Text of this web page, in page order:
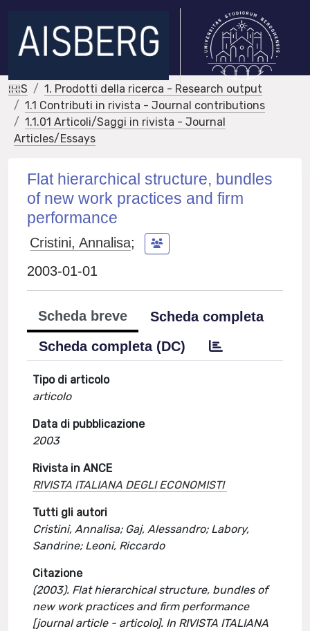
IRIS
1. Prodotti della ricerca - Research output
1.1 Contributi in rivista - Journal contributions
1.1.01 Articoli/Saggi in rivista - Journal
Articles/Essays
Flat hierarchical structure, bundles
of new work practices and firm
performance
Cristini, Annalisa;
2003-01-01
Scheda breve
Scheda completa
Scheda completa (DC)
Tipo di articolo
articolo
Data di pubblicazione
2003
Rivista in ANCE
RIVISTA ITALIANA DEGLI ECONOMISTI
Tutti gli autori
Cristini, Annalisa; Gaj, Alessandro; Labory,
Sandrine; Leoni, Riccardo
Citazione
(2003). Flat hierarchical structure, bundles of
new work practices and firm performance
[journal article - articolo]. In RIVISTA ITALIANA